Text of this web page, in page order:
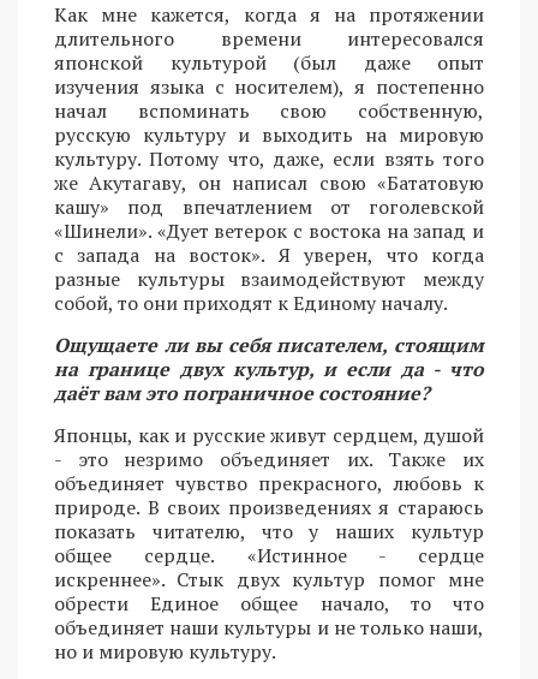
Как мне кажется, когда я на протяжении
длительного времени интересовался
японской культурой (был даже опыт
изучения языка с носителем), я постепенно
начал вспоминать свою собственную,
русскую культуру и выходить на мировую
культуру. Потому что, даже, если взять того
же Акутагаву, он написал свою «Бататовую
кашу» под впечатлением от гоголевской
«Шинели». «Дует ветерок с востока на запад и
с запада на восток». Я уверен, что когда
разные культуры взаимодействуют между
собой, то они приходят к Единому началу.
Ощущаете ли вы себя писателем, стоящим
на границе двух культур, и если да - что
даёт вам это пограничное состояние?
Японцы, как и русские живут сердцем, душой
- это незримо объединяет их. Также их
объединяет чувство прекрасного, любовь к
природе. В своих произведениях я стараюсь
показать читателю, что у наших культур
общее сердце. «Истинное - сердце
искреннее». Стык двух культур помог мне
обрести Единое общее начало, то что
объединяет наши культуры и не только наши,
но и мировую культуру.